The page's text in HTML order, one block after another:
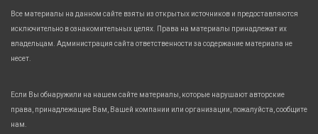
Все материалы на данном сайте взяты из открытых источников и предоставляются
исключительно в ознакомительных целях. Права на материалы принадлежат их
владельцам. Администрация сайта ответственности за содержание материала не
несет.
Если Вы обнаружили на нашем сайте материалы, которые нарушают авторские
права, принадлежащие Вам, Вашей компании или организации, пожалуйста, сообщите
нам.